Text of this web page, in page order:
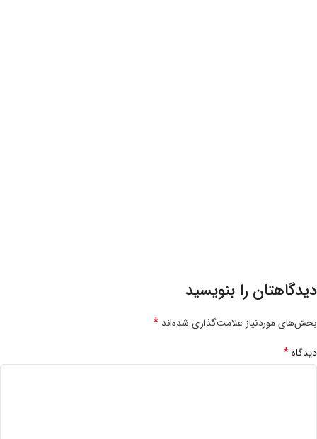
دیدگاهتان را بنویسید
بخش‌های موردنیاز علامت‌گذاری شده‌اند*
دیدگاه*